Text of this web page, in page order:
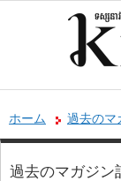
ホーム 過去のマ
過去のマガジン